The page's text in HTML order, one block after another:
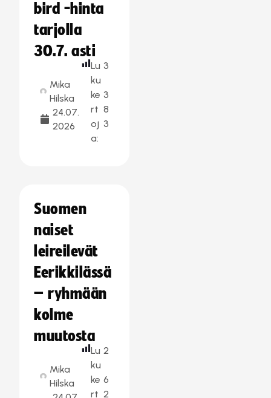
bird -hinta
tarjolla
30.7. asti
Mika
Hilska
24.07.
2026
Lu
ku
ke
rt
oj
a:
3
3
8
3
Suomen
naiset
leireilevät
Eerikkilässä
– ryhmään
kolme
muutosta
Mika
Hilska
Lu
ku
ke
rt
2
6
2